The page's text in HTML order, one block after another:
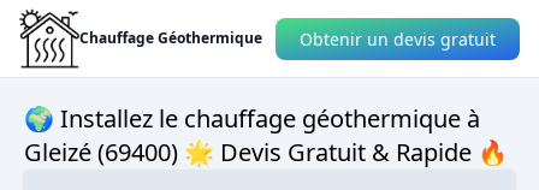
Chauffage Géothermique Obtenir un devis gratuit
🌍 Installez le chauffage géothermique à
Gleizé (69400) 🌟 Devis Gratuit & Rapide 🔥